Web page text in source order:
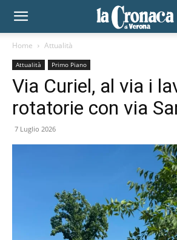
Home Attualità
Attualità Primo Piano
Via Curiel, al via i
rotatorie con via
7 Luglio 2026